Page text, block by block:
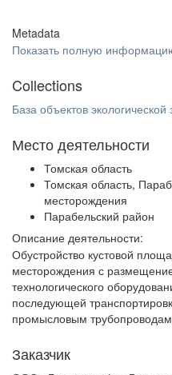
Metadata
Показать полную
Collections
База объектов
Место деятельности
Томская область
Томская область,
месторождения
Парабельский район
Описание деятельности:
Обустройство кустовой
месторождения с
технологического
последующей
промысловым
Заказчик